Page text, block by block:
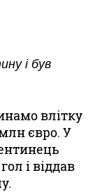
і був
влітку
євро. У
і віддав